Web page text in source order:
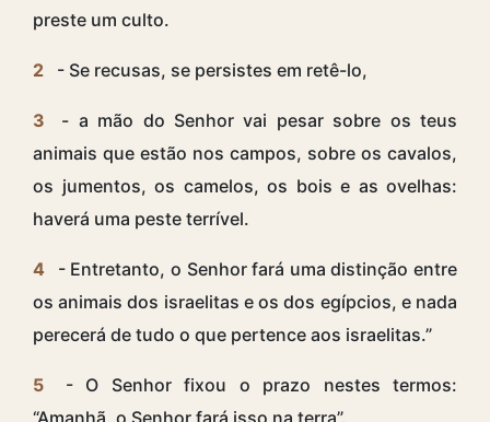
preste um culto.
2 - Se recusas, se persistes em retê-lo,
3
- a mão do Senhor vai pesar sobre os teus
animais que estão nos campos, sobre os cavalos,
os jumentos, os camelos, os bois e as ovelhas:
haverá uma peste terrível.
4
- Entretanto, o Senhor fará uma distinção entre
os animais dos israelitas e os dos egípcios, e nada
perecerá de tudo o que pertence aos israelitas.”
5
- O Senhor fixou o prazo nestes termos: